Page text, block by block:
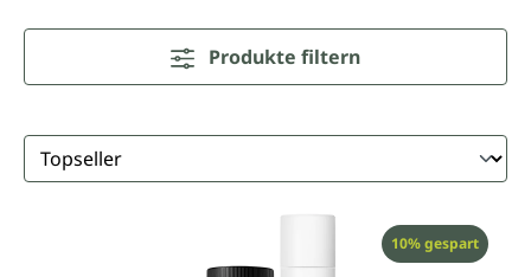
Produkte filtern
Rabatt
10% gespart